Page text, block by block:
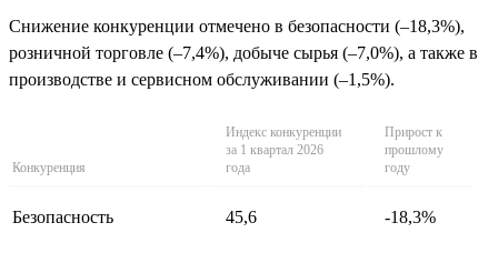
Снижение конкуренции отмечено в безопасности (–18,3%),
розничной торговле (–7,4%), добыче сырья (–7,0%), а также в
производстве и сервисном обслуживании (–1,5%).
Конкуренция
Индекс конкуренции
за 1 квартал 2026
года
Прирост к
прошлому
году
Безопасность 45,6 -18,3%